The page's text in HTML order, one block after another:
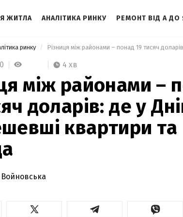
ЖИТЛА АНАЛІТИКА РИНКУ РЕМОНТ ВІД А ДО
ринку
4 хв
між районами –
доларів: де у
квартири та
Войновська